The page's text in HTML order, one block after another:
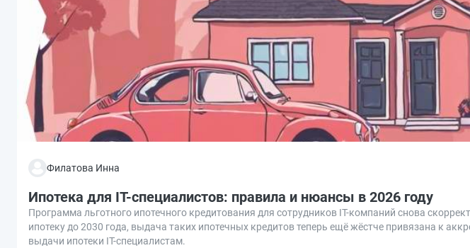
Филатова Инна
Ипотека для IT-специалистов: правила и нюансы в 2026 году
Программа льготного ипотечного кредитования для сотрудников IT-компаний снова
ипотеку до 2030 года, выдача таких ипотечных кредитов теперь ещё жёстче привязана к
выдачи ипотеки IT-специалистам.